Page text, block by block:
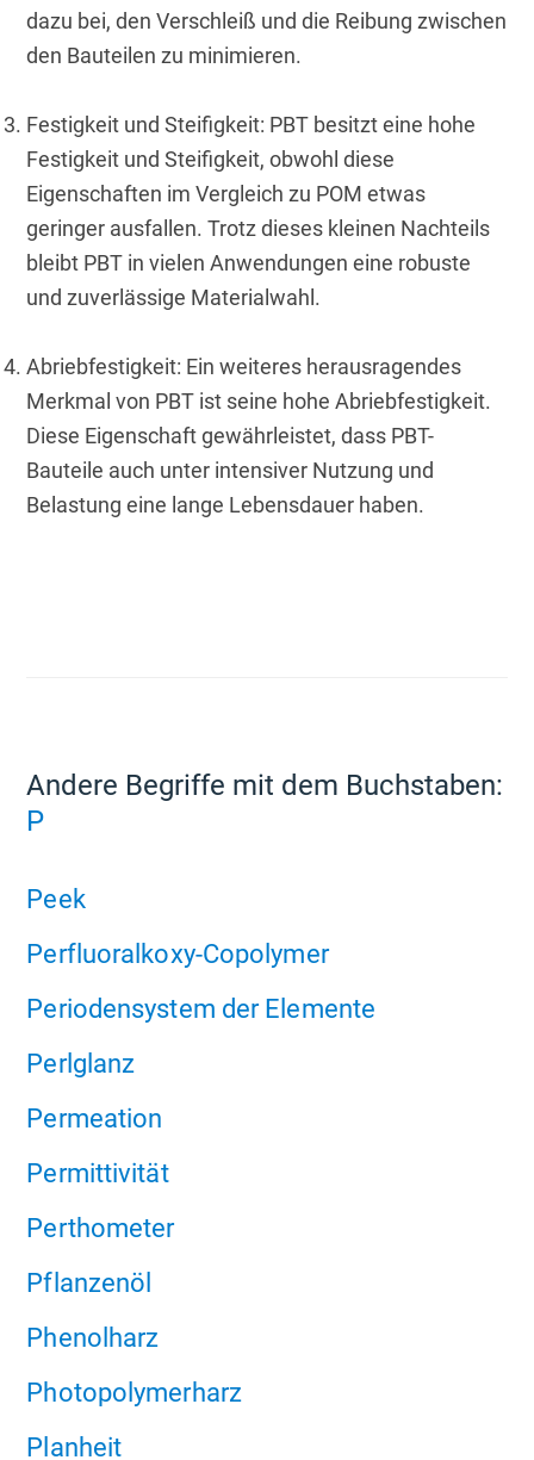
dazu bei, den Verschleiß und die Reibung zwischen
den Bauteilen zu minimieren.
Festigkeit und Steifigkeit: PBT besitzt eine hohe
Festigkeit und Steifigkeit, obwohl diese
Eigenschaften im Vergleich zu POM etwas
geringer ausfallen. Trotz dieses kleinen Nachteils
bleibt PBT in vielen Anwendungen eine robuste
und zuverlässige Materialwahl.
Abriebfestigkeit: Ein weiteres herausragendes
Merkmal von PBT ist seine hohe Abriebfestigkeit.
Diese Eigenschaft gewährleistet, dass PBT-
Bauteile auch unter intensiver Nutzung und
Belastung eine lange Lebensdauer haben.
Andere Begriffe mit dem Buchstaben:
P
Peek
Perfluoralkoxy-Copolymer
Periodensystem der Elemente
Perlglanz
Permeation
Permittivität
Perthometer
Pflanzenöl
Phenolharz
Photopolymerharz
Planheit